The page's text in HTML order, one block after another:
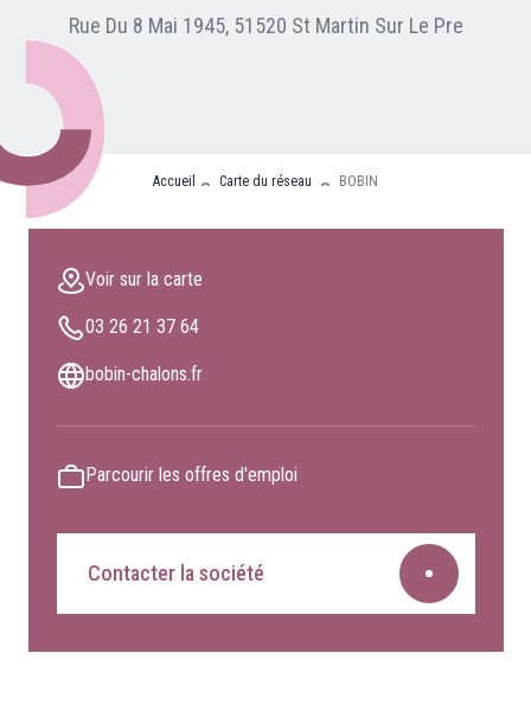
Carte du réseau
Nos partenaires
Clients professionnels
Rue Du 8 Mai 1945, 51520 St Martin Sur Le Pre
Accueil Carte du réseau BOBIN
Voir sur la carte
03 26 21 37 64
bobin-chalons.fr
Parcourir les offres d'emploi
Contacter la société